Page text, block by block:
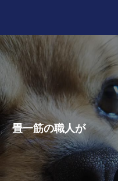
畳一筋の職 人 が
綴